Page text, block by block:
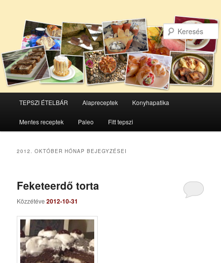
Tovább
az
elsődleges
Tovább
a
másodlagos
TEPSZI ÉTELBÁR Alapreceptek Konyhapatika
Mentes receptek Paleo Fitt tepszi
2012. OKTÓBER HÓNAP BEJEGYZÉSEI
Feketeerdő torta
Közzétéve2012-10-31